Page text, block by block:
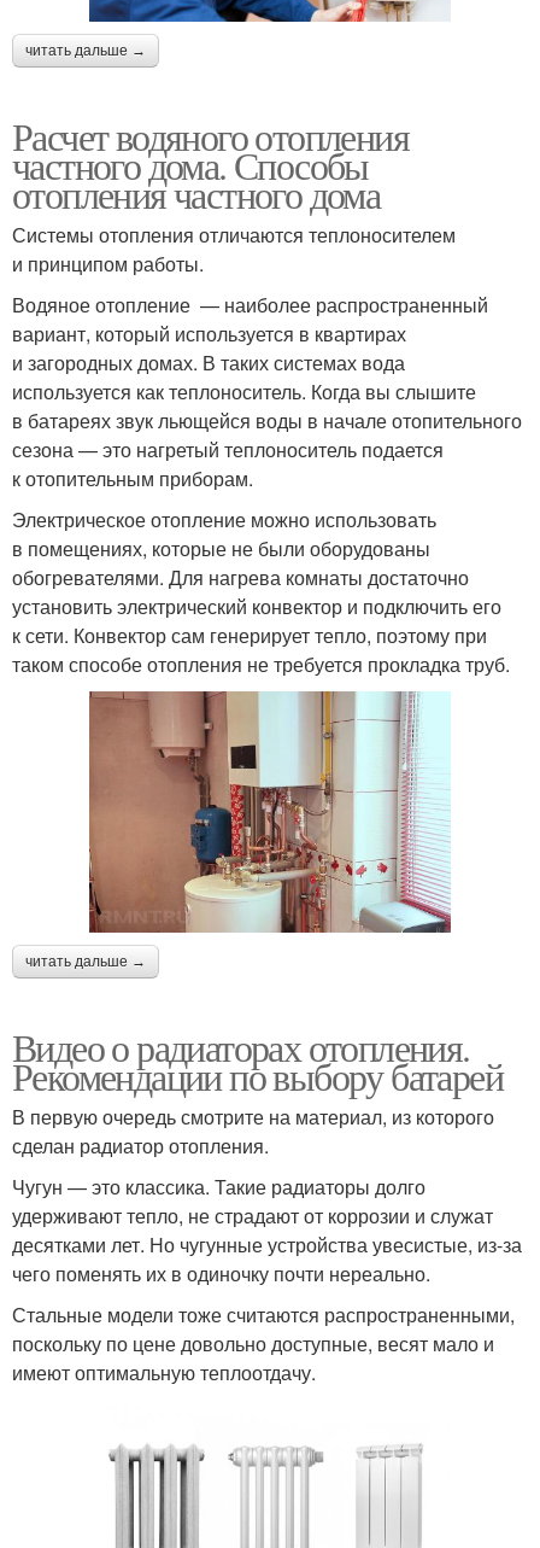
читать дальше →
Расчет водяного отопления
частного дома. Способы
отопления частного дома
Системы отопления отличаются теплоносителем
и принципом работы.
Водяное отопление — наиболее распространенный
вариант, который используется в квартирах
и загородных домах. В таких системах вода
используется как теплоноситель. Когда вы слышите
в батареях звук льющейся воды в начале отопительного
сезона — это нагретый теплоноситель подается
к отопительным приборам.
Электрическое отопление можно использовать
в помещениях, которые не были оборудованы
обогревателями. Для нагрева комнаты достаточно
установить электрический конвектор и подключить его
к сети. Конвектор сам генерирует тепло, поэтому при
таком способе отопления не требуется прокладка труб.
читать дальше →
Видео о радиаторах отопления.
Рекомендации по выбору батарей
В первую очередь смотрите на материал, из которого
сделан радиатор отопления.
Чугун — это классика. Такие радиаторы долго
удерживают тепло, не страдают от коррозии и служат
десятками лет. Но чугунные устройства увесистые, из-за
чего поменять их в одиночку почти нереально.
Стальные модели тоже считаются распространенными,
поскольку по цене довольно доступные, весят мало и
имеют оптимальную теплоотдачу.